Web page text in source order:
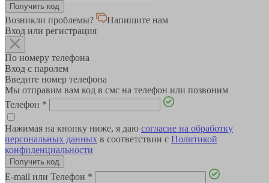
Возникли проблемы?
Напишите нам
Вход или регистрация
По номеру телефона
Вход с паролем
Введите номер телефона
Мы отправим вам код в смс на телефон или позвоним
Телефон *
Нажимая на кнопку ниже, я даю согласие на обработку
персональных данных в соответствии с Политикой
конфиденциальности
E-mail или Телефон *